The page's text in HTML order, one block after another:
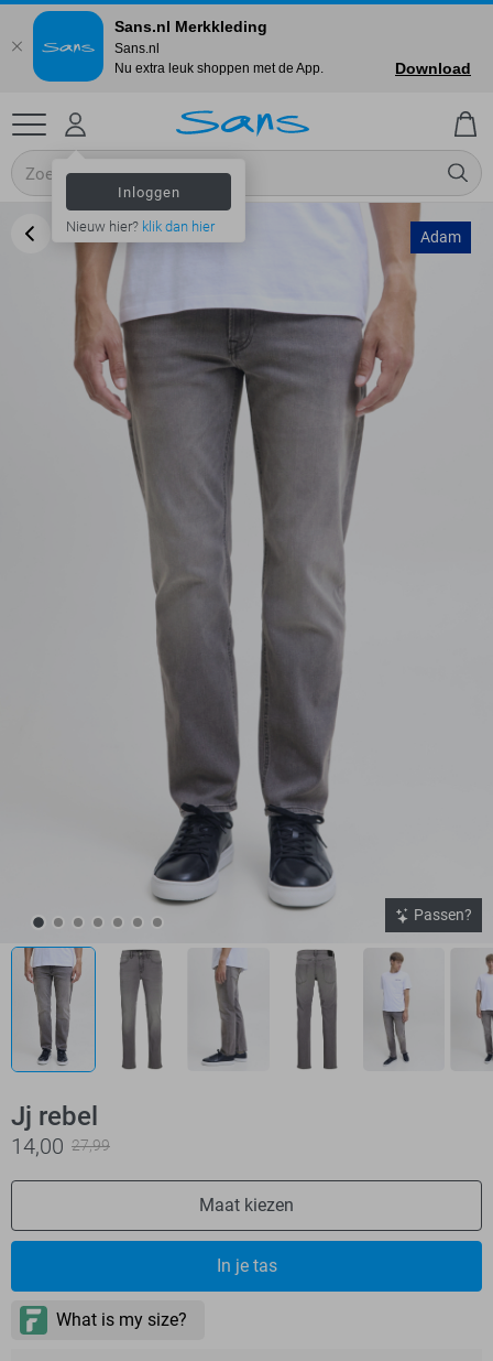
Inloggen
Nieuw hier? klik dan hier
Adam
Passen?
Jj rebel
14,00 27,99
Maat kiezen
In je tas
Sans.nl Merkkleding
Sans.nl
Nu extra leuk shoppen met de App.
Download